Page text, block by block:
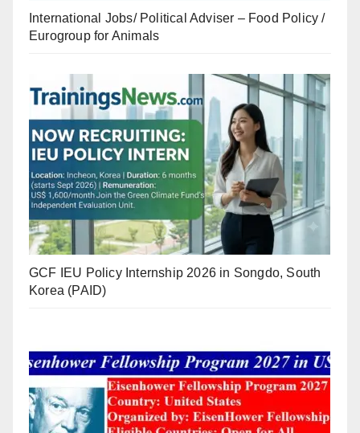
International Jobs/ Political Adviser – Food Policy /
Eurogroup for Animals
GCF IEU Policy Internship 2026 in Songdo, South
Korea (PAID)